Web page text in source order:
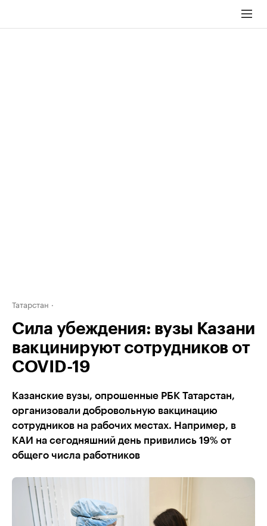
Татарстан
Сила убеждения: вузы Казани
вакцинируют сотрудников от
COVID-19
Казанские вузы, опрошенные РБК Татарстан,
организовали добровольную вакцинацию
сотрудников на рабочих местах. Например, в
КАИ на сегодняшний день привились 19% от
общего числа работников